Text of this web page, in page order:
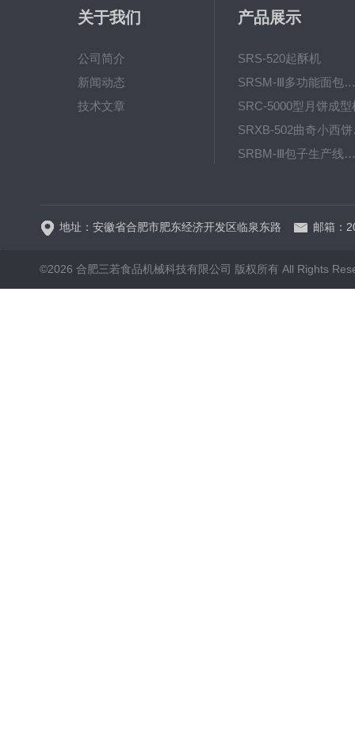
关于我们
公司简介
新闻动态
技术文章
产品展示
SRS-520起酥机
SRSM-Ⅲ多功能面包生产线 酥饼机
SRC-5000型月饼成型
SRBM-Ⅲ包子生产线（包子机）
地址：安徽省合肥市肥东经济开发区临泉东路 邮箱：
©2026 合肥三若食品机械科技有限公司 版权所有 All Rights